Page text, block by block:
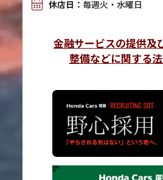
休店日： 毎週火・水曜日
金融サービスの提供及
整備などに関する